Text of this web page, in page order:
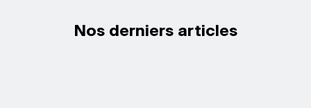
Nos derniers articles